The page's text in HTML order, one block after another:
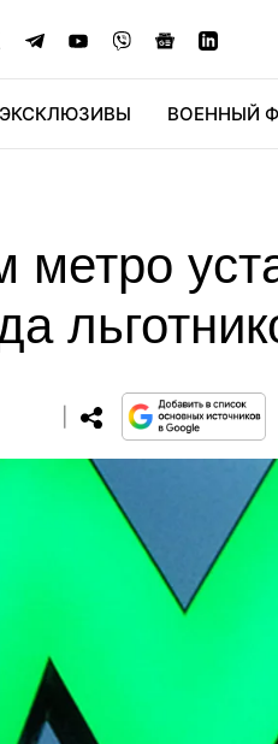
ЭКСКЛЮЗИВЫ ВОЕННЫЙ
метро